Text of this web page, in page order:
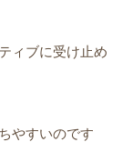
ィブに受け止め
やすいのです